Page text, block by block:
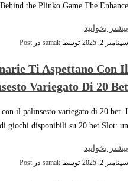
the Plinko Game The Enhance…
بیشتر بخوانید
سپتامبر 2, 2025 توسط samak در Post
Ti Aspettano Con Il
Variegato Di 20 Bet.
il palinsesto variegato di 20 bet. I
giochi disponibili su 20 bet Slot: un…
بیشتر بخوانید
سپتامبر 2, 2025 توسط samak در Post